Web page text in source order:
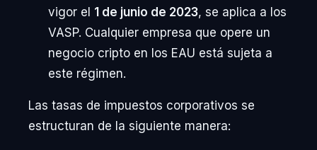
vigor el 1 de junio de 2023, se aplica a los
VASP. Cualquier empresa que opere un
negocio cripto en los EAU está sujeta a
este régimen.
Las tasas de impuestos corporativos se
estructuran de la siguiente manera: